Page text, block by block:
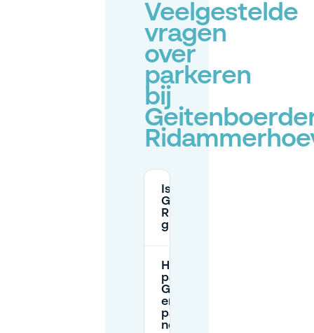
Veelgestelde
vragen
over
parkeren
bij
Is parkeren bij
Geitenboerderij
Ridammerhoeve
gratis?
Hoe lang kan ik
parkeren bij de
Geitenboerderij,
en heb ik een
parkeerschijf
nodig?